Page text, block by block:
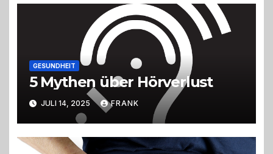
GESUNDHEIT
5 Mythen über Hörverlust
JULI 14, 2025 FRANK